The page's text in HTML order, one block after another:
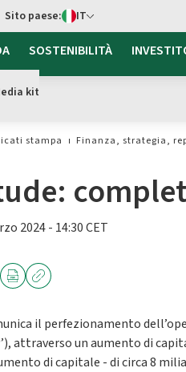
Switch di Lingua
Sito paese: IT
SOSTENIBILITÀ
kit
stampa Finanza, strategia,
2024 - 14:30 CET
il perfezionamento
attraverso un aumento di
di capitale - di circa 8